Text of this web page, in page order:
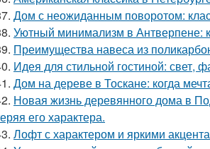
Дом с неожиданным поворотом:
Уютный минимализм в Антверпене:
Преимущества навеса из
Идея для стильной гостиной: свет,
Дом на дереве в Тоскане: когда
Новая жизнь деревянного дома в
его характера.
Лофт с характером и яркими